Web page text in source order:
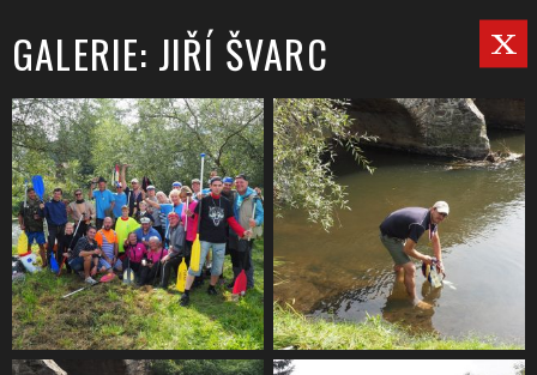
GALERIE: JIŘÍ ŠVARC